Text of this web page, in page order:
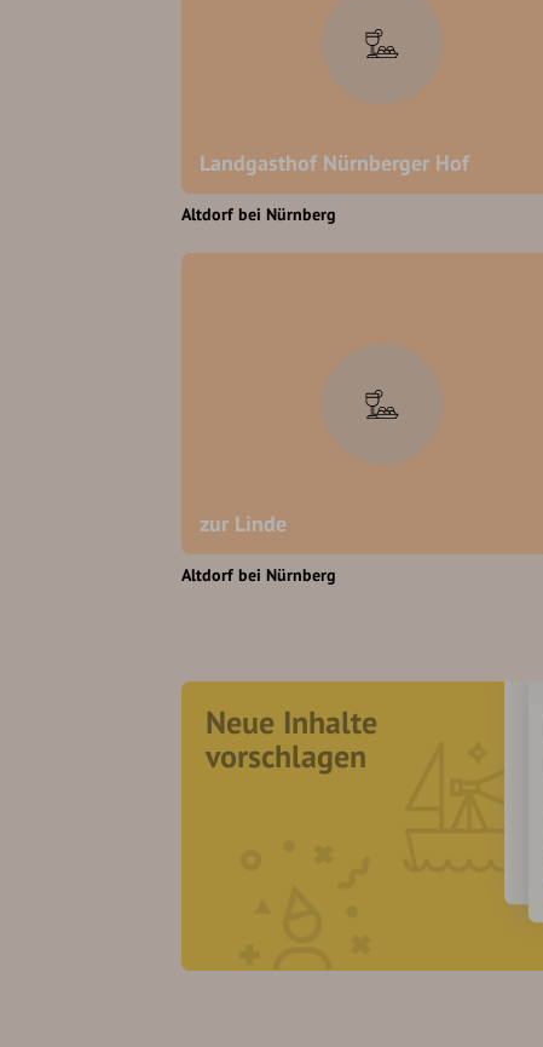
Landgasthof Nürnberger Hof
Altdorf bei Nürnberg
zur Linde
Altdorf bei Nürnberg
Neue Inhalte
vorschlagen